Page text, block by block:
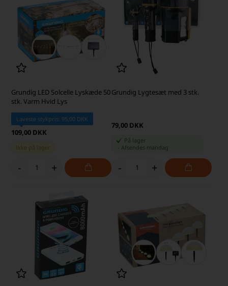
Grundig LED Solcelle Lyskæde 50
stk. Varm Hvid Lys
Laveste stykpris: 95,00 DKK
109,00 DKK
Ikke på lager
- +
Grundig Lygtesæt med 3 stk.
79,00 DKK
På lager
Afsendes mandag
- +